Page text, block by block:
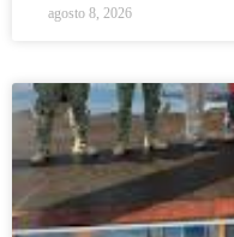
agosto 8, 2026